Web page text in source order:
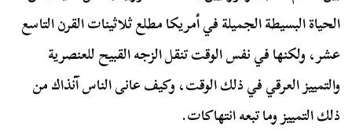
الحياة البسيطة الجميلة في أمريكا مطلع ثلاثينات القرن التاسع
عشر، ولكنها في نفس الوقت تنقل الزجه القبيح للعنصرية
والتمييز العرقي في ذلك الوقت، وكيف عانى الناس آنذاك من
ذلك التمييز وما تبعه انتهاكات.